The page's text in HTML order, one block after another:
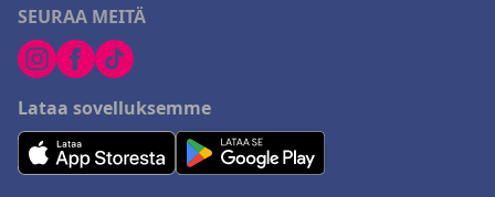
SEURAA MEITÄ
Lataa sovelluksemme